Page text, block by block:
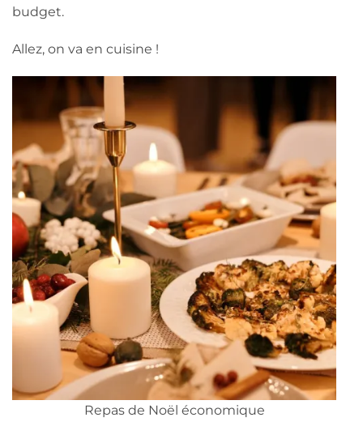
budget.
Allez, on va en cuisine !
Repas de Noël économique